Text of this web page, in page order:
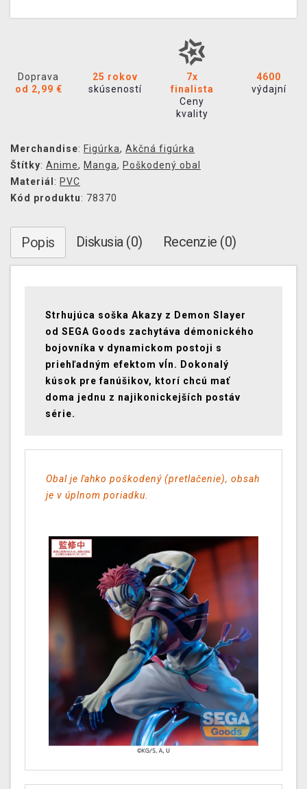
Doprava
od 2,99 €
25 rokov
skúseností
7x
finalista
Ceny
kvality
4600
výdajní
Merchandise: Figúrka, Akčná figúrka
Štítky: Anime, Manga, Poškodený obal
Materiál : PVC
Kód produktu: 78370
Popis Diskusia (0) Recenzie (0)
Strhujúca soška Akazy z Demon Slayer
od SEGA Goods zachytáva démonického
bojovníka v dynamickom postoji s
priehľadným efektom vĺn. Dokonalý
kúsok pre fanúšikov, ktorí chcú mať
doma jednu z najikonickejších postáv
série.
Obal je ľahko poškodený (pretlačenie), obsah
je v úplnom poriadku.